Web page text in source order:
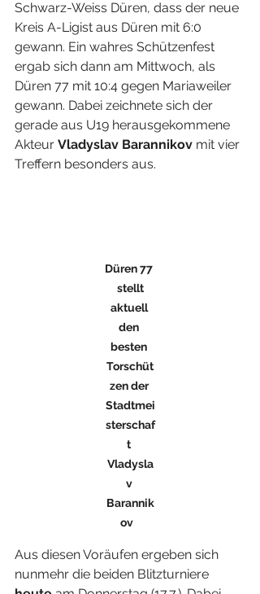
Schwarz-Weiss Düren, dass der neue
Kreis A-Ligist aus Düren mit 6:0
gewann. Ein wahres Schützenfest
ergab sich dann am Mittwoch, als
Düren 77 mit 10:4 gegen Mariaweiler
gewann. Dabei zeichnete sich der
gerade aus U19 herausgekommene
Akteur Vladyslav Barannikov mit vier
Treffern besonders aus.
Düren 77
stellt
aktuell
den
besten
Torschüt
zen der
Stadtmei
sterschaf
t
Vladysla
v
Barannik
ov
Aus diesen Voräufen ergeben sich
nunmehr die beiden Blitzturniere